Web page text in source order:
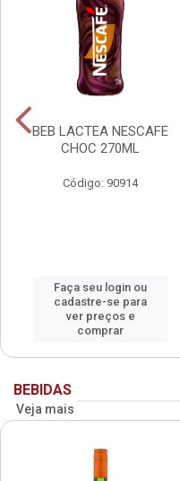
BEB LACTEA NESCAFE
CHOC 270ML
Código: 90914
Faça seu login ou
cadastre-se para
ver preços e
comprar
BEBIDAS
Veja mais